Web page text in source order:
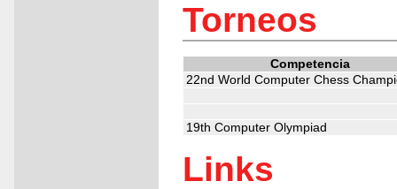
Torneos
Competencia
22nd World Computer Chess
19th Computer Olympiad
Links